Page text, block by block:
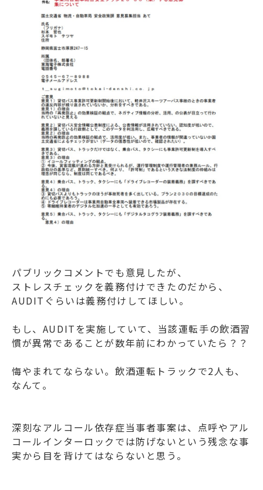
パブリックコメントでも意見したが、
ストレスチェックを義務付けできたのだから、
AUDITぐらいは義務付けしてほしい。
もし、AUDITを実施していて、当該運転手の飲酒習
慣が異常であることが数年前にわかっていたら？？
悔やまれてならない。飲酒運転トラックで2人も、
なんて。
深刻なアルコール依存症当事者事案は、点呼やアル
コールインターロックでは防げないという残念な事
実から目を背けてはならないと思う。